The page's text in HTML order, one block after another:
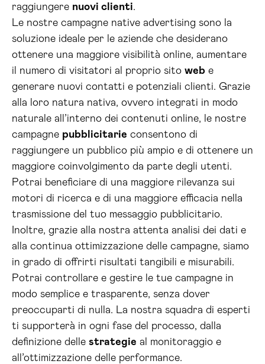
raggiungere nuovi clienti.
Le nostre campagne native advertising sono la
soluzione ideale per le aziende che desiderano
ottenere una maggiore visibilità online, aumentare
il numero di visitatori al proprio sito web e
generare nuovi contatti e potenziali clienti. Grazie
alla loro natura nativa, ovvero integrati in modo
naturale all’interno dei contenuti online, le nostre
campagne pubblicitarie consentono di
raggiungere un pubblico più ampio e di ottenere un
maggiore coinvolgimento da parte degli utenti.
Potrai beneficiare di una maggiore rilevanza sui
motori di ricerca e di una maggiore efficacia nella
trasmissione del tuo messaggio pubblicitario.
Inoltre, grazie alla nostra attenta analisi dei dati e
alla continua ottimizzazione delle campagne, siamo
in grado di offrirti risultati tangibili e misurabili.
Potrai controllare e gestire le tue campagne in
modo semplice e trasparente, senza dover
preoccuparti di nulla. La nostra squadra di esperti
ti supporterà in ogni fase del processo, dalla
definizione delle strategie al monitoraggio e
all’ottimizzazione delle performance.